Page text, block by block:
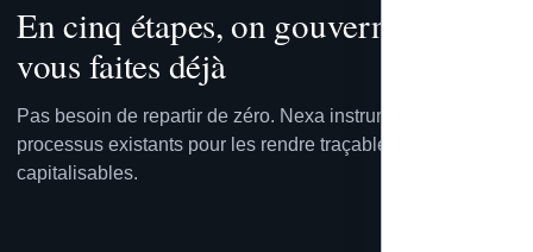
En cinq étapes, on gouverne ce que
vous faites déjà
Pas besoin de repartir de zéro. Nexa instrumente vos
processus existants pour les rendre traçables, validés et
capitalisables.